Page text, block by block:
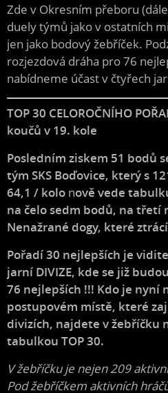
Zde v Okresním přeboru
duely týmů jako v ostatních
jen jako bodový žebříček.
rozjezdová dráha pro 76
nabídneme účast v čtyřech
TOP 30 CELOROČNÍHO
koučů v 19. kole
Posledním ziskem 51 bodů
tým SKS Boďovice, který s
64,1 / kolo nově vede
na čelo sedm bodů, na třetí
Nenažrané dogy, které
Pořadí 30 nejlepších je
jarní DIVIZE, kde se již
76 nejlepších !!! Kdo je nyní
postupovém místě, které
divizích, najdete v žebříčku
tabulkou TOP 30.
V žebříčku je nejen 209
Pod žebříčkem aktivních